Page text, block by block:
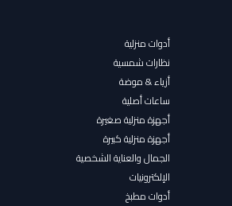
أدوات منزلية
نظارات شمسية
أزياء & موضة
ساعات أصلية
أجهزة منزلية صغيرة
أجهزة منزلية كبيرة
الجمال والعناية الشخصية
الإلكترونيات
أدوات مطبخ